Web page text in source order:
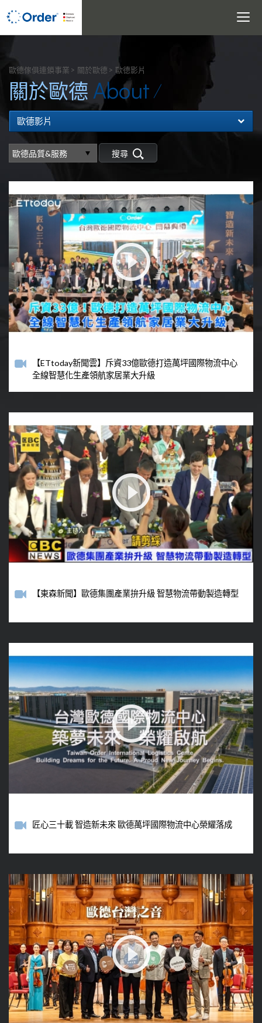
Toggle
歐德傢俱連鎖事業 關於歐德 歐德影片
關於歐德 About
歐德影片
搜尋
【ETtoday新聞雲】斥資33億歐德打造萬坪國際物流中心
全線智慧化生產領航家居業大升級
【東森新聞】歐德集團產業拚升級 智慧物流帶動製造轉型
匠心三十載 智造新未來 歐德萬坪國際物流中心榮耀落成